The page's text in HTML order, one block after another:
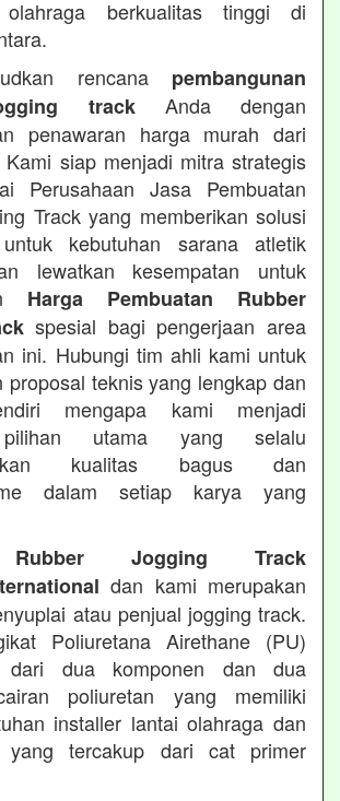
olahraga berkualitas tinggi di
rencana pembangunan
trackAnda dengan
penawaran harga murah dari
siap menjadi mitra strategis
Perusahaan Jasa Pembuatan
Track yang memberikan solusi
kebutuhan sarana atletik
lewatkan kesempatan untuk
Harga Pembuatan Rubber
spesial bagi pengerjaan area
ini. Hubungi tim ahli kami untuk
proposal teknis yang lengkap dan
mengapa kami menjadi
pilihan utama yang selalu
kualitas bagus dan
dalam setiap karya yang
Rubber Jogging Track
dan kami merupakan
atau penjual jogging track.
Poliuretana Airethane (PU)
dari dua komponen dan dua
poliuretan yang memiliki
installer lantai olahraga dan
yang tercakup dari cat primer